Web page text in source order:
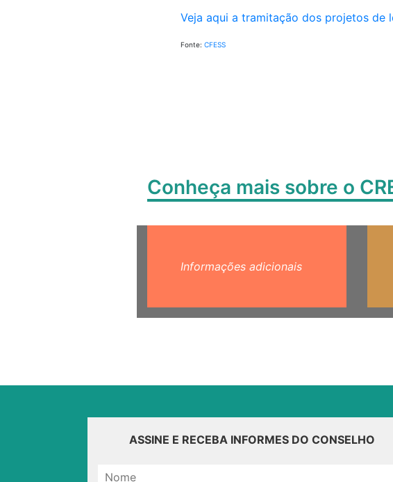
Veja aqui a tramitação dos projetos de
Fonte: CFESS
Conheça mais sobre o
Informações adicionais
ASSINE E RECEBA INFORMES DO CONSELHO